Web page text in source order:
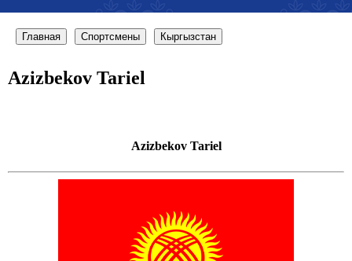
Главная Спортсмены Кыргызстан
Azizbekov Tariel
Azizbekov Tariel